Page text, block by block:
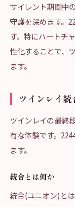
サイレント期間中
守護を深めます。
す。特にハートチ
性化することで、
ます。
ツインレイ
ツインレイの最終
有な体験です。
ます。
統合とは何か
統合(ユニオン)とは